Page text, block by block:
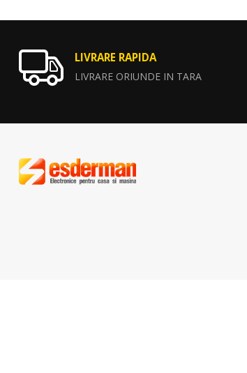
LIVRARE RAPIDA
LIVRARE ORIUNDE IN TARA